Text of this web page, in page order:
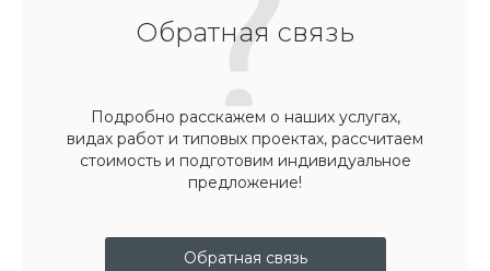
Обратная связь
Подробно расскажем о наших услугах,
видах работ и типовых проектах, рассчитаем
стоимость и подготовим индивидуальное
предложение!
Обратная связь